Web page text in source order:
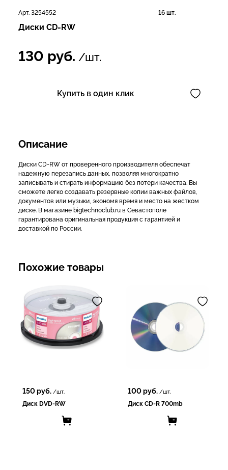
Арт. 3254552 16 шт.
Диски CD-RW
130 руб. /шт.
Купить в один клик
Описание
Диски CD-RW от проверенного производителя обеспечат
надежную перезапись данных, позволяя многократно
записывать и стирать информацию без потери качества. Вы
сможете легко создавать резервные копии важных файлов,
документов или музыки, экономя время и место на жестком
диске. В магазине bigtechnoclub.ru в Севастополе
гарантирована оригинальная продукция с гарантией и
доставкой по России.
Похожие товары
150руб. /шт.
Диск DVD-RW
100руб./шт.
Диск CD-R 700mb